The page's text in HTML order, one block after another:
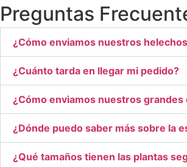
Preguntas
¿Cómo enviamos nuestros
¿Cuánto tarda en llegar mi pedido?
¿Cómo enviamos nuestros grandes
¿Dónde puedo saber más sobre la
¿Qué tamaños tienen las plantas